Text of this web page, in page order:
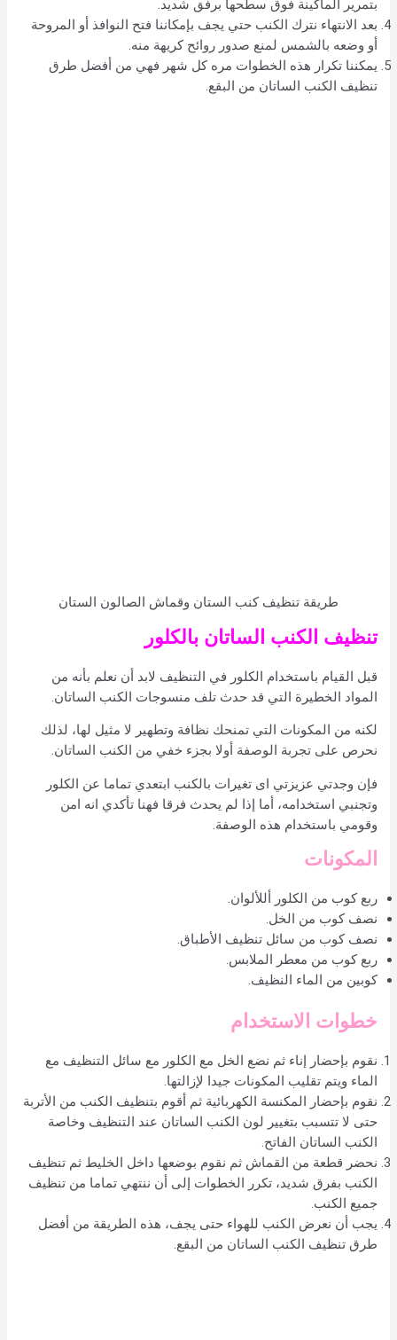
بتمرير الماكينة فوق سطحها برفق شديد.
بعد الانتهاء نترك الكنب حتي يجف بإمكاننا فتح النوافذ أو المروحة
أو وضعه بالشمس لمنع صدور روائح كريهة منه.
يمكننا تكرار هذه الخطوات مره كل شهر فهي من أفضل طرق
تنظيف الكنب الساتان من البقع.
طريقة تنظيف كنب الستان وقماش الصالون الستان
تنظيف الكنب الساتان بالكلور
قبل القيام باستخدام الكلور في التنظيف لابد أن نعلم بأنه من
المواد الخطيرة التي قد حدث تلف منسوجات الكنب الساتان.
لكنه من المكونات التي تمنحك نظافة وتطهير لا مثيل لها، لذلك
نحرص على تجربة الوصفة أولا بجزء خفي من الكنب الساتان.
فإن وجدتي عزيزتي اى تغيرات بالكنب ابتعدي تماما عن الكلور
وتجنبي استخدامه، أما إذا لم يحدث فرقا فهنا تأكدي انه امن
وقومي باستخدام هذه الوصفة.
المكونات
ربع كوب من الكلور أللألوان.
نصف كوب من الخل.
نصف كوب من سائل تنظيف الأطباق.
ربع كوب من معطر الملابس.
كوبين من الماء النظيف.
خطوات الاستخدام
نقوم بإحضار إناء ثم نضع الخل مع الكلور مع سائل التنظيف مع
الماء ويتم تقليب المكونات جيدا لإزالتها.
نقوم بإحضار المكنسة الكهربائية ثم أقوم بتنظيف الكنب من الأتربة
حتى لا تتسبب بتغيير لون الكنب الساتان عند التنظيف وخاصة
الكنب الساتان الفاتح.
نحضر قطعة من القماش ثم نقوم بوضعها داخل الخليط ثم تنظيف
الكنب بفرق شديد، تكرر الخطوات إلى أن ننتهي تماما من تنظيف
جميع الكنب.
يجب أن نعرض الكنب للهواء حتى يجف، هذه الطريقة من أفضل
طرق تنظيف الكنب الساتان من البقع.